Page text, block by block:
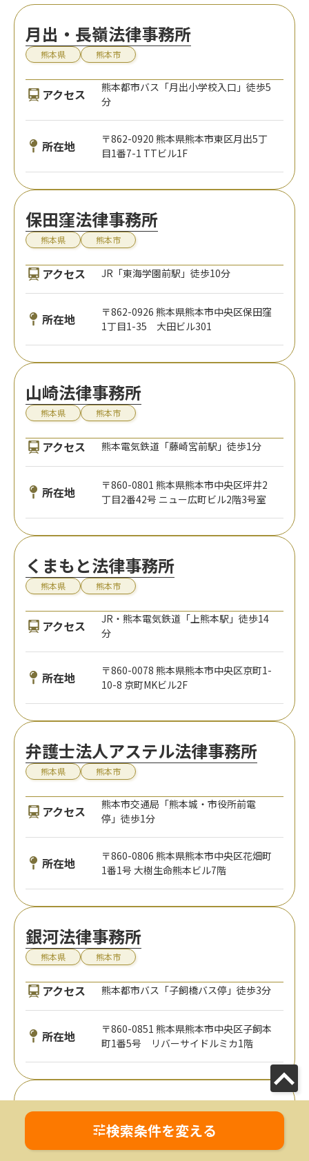
月出・長嶺法律事務所
熊本県 熊本市
アクセス
熊本都市バス「月出小学校入口」徒歩5
分
所在地
〒862-0920 熊本県熊本市東区月出5丁
目1番7-1 TTビル1F
保田窪法律事務所
熊本県 熊本市
アクセス JR「東海学園前駅」徒歩10分
所在地
〒862-0926 熊本県熊本市中央区保田窪
1丁目1-35 大田ビル301
山崎法律事務所
熊本県 熊本市
アクセス 熊本電気鉄道「藤崎宮前駅」徒歩1分
所在地
〒860-0801 熊本県熊本市中央区坪井2
丁目2番42号 ニュー広町ビル2階3号室
くまもと法律事務所
熊本県 熊本市
アクセス
JR・熊本電気鉄道「上熊本駅」徒歩14
分
所在地
〒860-0078 熊本県熊本市中央区京町1-
10-8 京町MKビル2F
弁護士法人アステル法律事務所
熊本県 熊本市
アクセス
熊本市交通局「熊本城・市役所前電
停」徒歩1分
所在地
〒860-0806 熊本県熊本市中央区花畑町
1番1号 大樹生命熊本ビル7階
銀河法律事務所
熊本県 熊本市
アクセス 熊本都市バス「子飼橋バス停」徒歩3分
所在地
〒860-0851 熊本県熊本市中央区子飼本
町1番5号 リバーサイドルミカ1階
新屋敷法律事務所
熊本市
検索条件を変える